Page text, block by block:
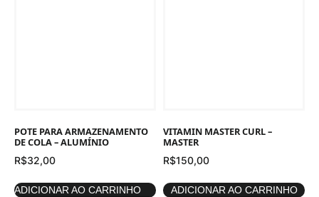
POTE PARA ARMAZENAMENTO
DE COLA – ALUMÍNIO
R$32,00
ADICIONAR AO CARRINHO
VITAMIN MASTER CURL –
MASTER
R$150,00
ADICIONAR AO CARRINHO